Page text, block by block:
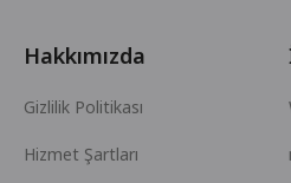
Hakkımızda
Gizlilik Politikası
Hizmet Şartları